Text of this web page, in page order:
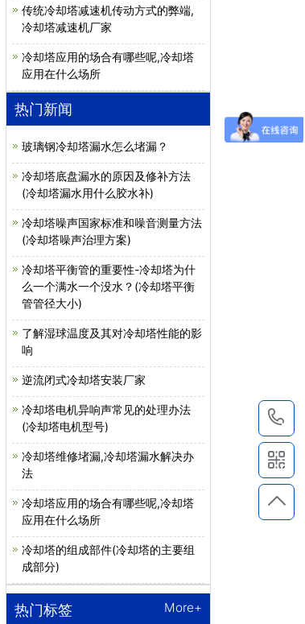
传统冷却塔减速机传动方式的弊端,
冷却塔减速机厂家
冷却塔应用的场合有哪些呢,冷却塔
应用在什么场所
热门新闻
玻璃钢冷却塔漏水怎么堵漏？
冷却塔底盘漏水的原因及修补方法
(冷却塔漏水用什么胶水补)
冷却塔噪声国家标准和噪音测量方法
(冷却塔噪声治理方案)
冷却塔平衡管的重要性-冷却塔为什
么一个满水一个没水？(冷却塔平衡
管管径大小)
了解湿球温度及其对冷却塔性能的影
响
逆流闭式冷却塔安装厂家
冷却塔电机异响声常见的处理办法
(冷却塔电机型号)
冷却塔维修堵漏,冷却塔漏水解决办
法
冷却塔应用的场合有哪些呢,冷却塔
应用在什么场所
冷却塔的组成部件(冷却塔的主要组
成部分)
热门标签 More+